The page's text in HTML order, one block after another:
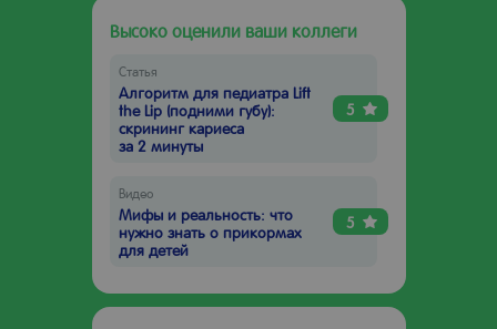
Высоко оценили ваши коллеги
Статья
Алгоритм для педиатра Lift
the Lip (подними губу):
скрининг кариеса
за 2 минуты
5
Видео
Мифы и реальность: что
нужно знать о прикормах
для детей
5